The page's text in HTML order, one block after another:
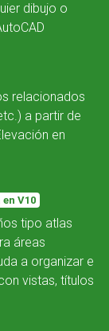
dibujo o
relacionados
a partir de
en
en V10
tipo atlas
áreas
a organizar e
vistas, títulos